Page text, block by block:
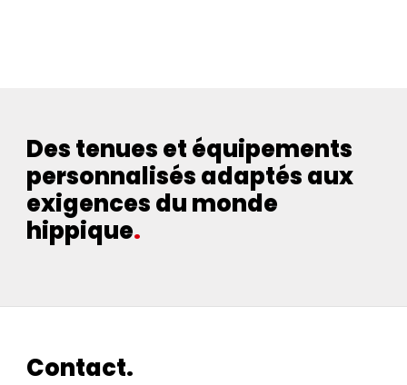
Des tenues et équipements
personnalisés adaptés aux
exigences du monde
hippique
Contact.